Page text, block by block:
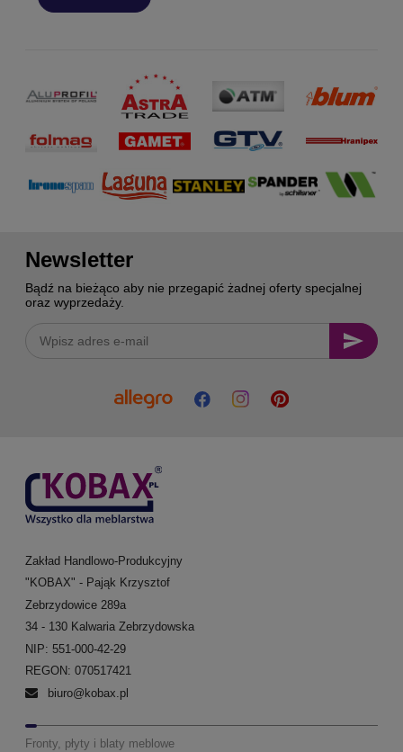
Newsletter
Bądź na bieżąco aby nie przegapić żadnej oferty specjalnej
oraz wyprzedaży.
Zakład Handlowo-Produkcyjny
"KOBAX" - Pająk Krzysztof
Zebrzydowice 289a
34 - 130 Kalwaria Zebrzydowska
NIP: 551-000-42-29
REGON: 070517421
biuro@kobax.pl
Fronty, płyty i blaty meblowe